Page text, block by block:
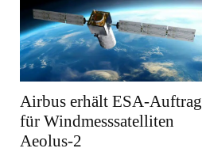
Airbus erhält ESA-Auftrag
für Windmesssatelliten
Aeolus-2